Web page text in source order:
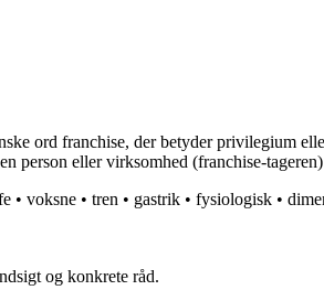
ord franchise, der betyder privilegium
person eller virksomhed (franchise-
• voksne • tren • gastrik • fysiologisk •
og konkrete råd.